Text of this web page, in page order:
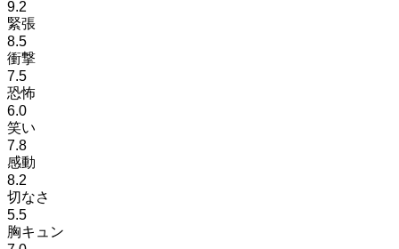
9.2
緊張
8.5
衝撃
7.5
恐怖
6.0
笑い
7.8
感動
8.2
切なさ
5.5
胸キュン